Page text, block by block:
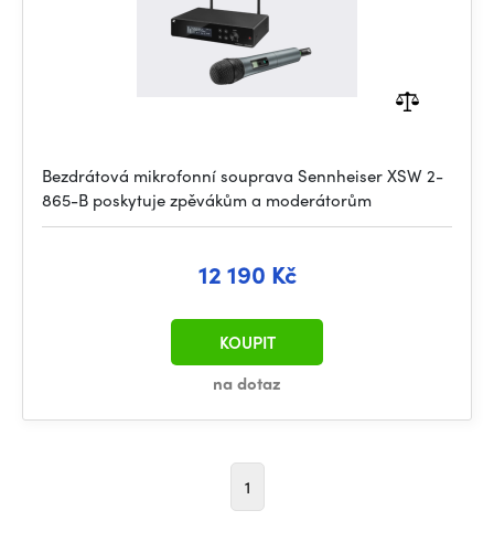
Bezdrátová mikrofonní souprava Sennheiser XSW 2-
865-B poskytuje zpěvákům a moderátorům
12 190 Kč
na dotaz
KOUPIT
1